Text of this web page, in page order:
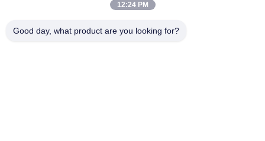
SFP-10G-LRM, module Cisco SFP, 10 Gbit/s, connecteur LC,
12:24 PM
Good day, what product are you looking for?